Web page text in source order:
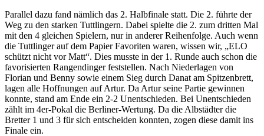
Parallel dazu fand nämlich das 2. Halbfinale statt. Die 2. führte der
Weg zu den starken Tuttlingern. Dabei spielte die 2. zum dritten Mal
mit den 4 gleichen Spielern, nur in anderer Reihenfolge. Auch wenn
die Tuttlinger auf dem Papier Favoriten waren, wissen wir, „ELO
schützt nicht vor Matt“. Dies musste in der 1. Runde auch schon die
favorisierten Rangendinger feststellen. Nach Niederlagen von
Florian und Benny sowie einem Sieg durch Danat am Spitzenbrett,
lagen alle Hoffnungen auf Artur. Da Artur seine Partie gewinnen
konnte, stand am Ende ein 2-2 Unentschieden. Bei Unentschieden
zählt im 4er-Pokal die Berliner-Wertung. Da die Albstädter die
Bretter 1 und 3 für sich entscheiden konnten, zogen diese damit ins
Finale ein.